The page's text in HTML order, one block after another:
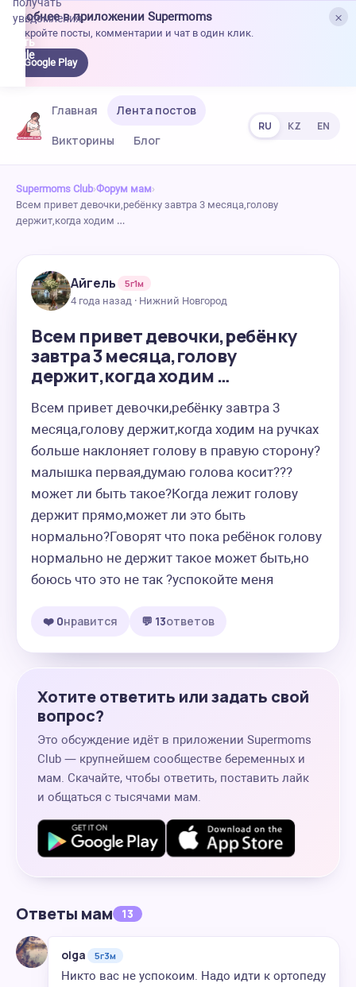
×
Удобнее в приложении Supermoms
Откройте посты, комментарии и чат в один клик.
Google Play
уведомления.
Главная
Лента постов
Викторины
Блог
RU KZ EN
Supermoms Club›Форум мам›
Всем привет девочки,ребёнку завтра 3 месяца,голову
держит,когда ходим …
Айгель
5г1м
4 года назад · Нижний Новгород
Всем привет девочки,ребёнку
завтра 3 месяца,голову
держит,когда ходим …
Всем привет девочки,ребёнку завтра 3
месяца,голову держит,когда ходим на ручках
больше наклоняет голову в правую сторону?
малышка первая,думаю голова косит???
может ли быть такое?Когда лежит голову
держит прямо,может ли это быть
нормально?Говорят что пока ребёнок голову
нормально не держит такое может быть,но
боюсь что это не так ?успокойте меня
❤️ 0нравится 💬 13ответов
Хотите ответить или задать свой
вопрос?
Это обсуждение идёт в приложении Supermoms
Club — крупнейшем сообществе беременных и
мам. Скачайте, чтобы ответить, поставить лайк
и общаться с тысячами мам.
Ответы мам 13
olga 5г3м
Никто вас не успокоим. Надо идти к ортопеду